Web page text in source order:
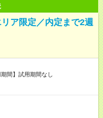
ア限定／内定まで2週
位で支給 【試用期間】試用期間なし